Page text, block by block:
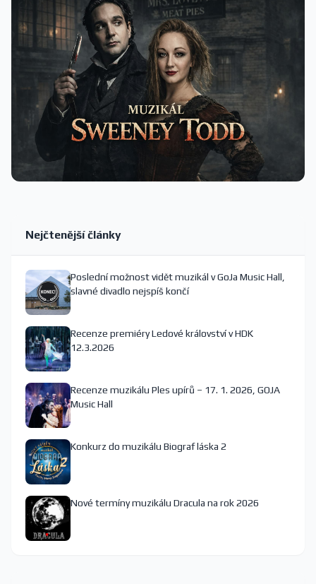
Nejčtenější články
Poslední možnost vidět muzikál v GoJa Music Hall,
slavné divadlo nejspíš končí
Recenze premiéry Ledové království v HDK
12.3.2026
Recenze muzikálu Ples upírů – 17. 1. 2026, GOJA
Music Hall
Konkurz do muzikálu Biograf láska 2
Nové termíny muzikálu Dracula na rok 2026